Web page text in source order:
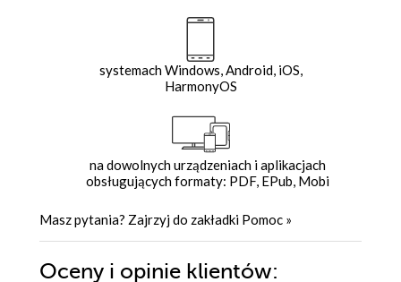
systemach Windows, Android, iOS,
HarmonyOS
na dowolnych urządzeniach i aplikacjach
obsługujących formaty: PDF, EPub, Mobi
Masz pytania? Zajrzyj do zakładki Pomoc »
Oceny i opinie klientów: